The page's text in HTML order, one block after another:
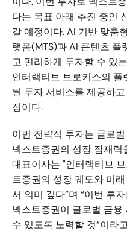
다는 목표 아래 추진 중인
갈 예정이다. AI 기반 맞춤
랫폼(MTS)과 AI 콘텐츠 플
고 편리하게 투자할 수 있
인터랙티브 브로커스의
된 투자 서비스를 제공하
정이다.
이번 전략적 투자는 글로
넥스트증권의 성장 잠재력
대표이사는 "인터랙티브
트증권의 성장 궤도와 미
서 의미 깊다”며 “이번 투
넥스트증권이 글로벌 금
수 있도록 노력할 것”이라